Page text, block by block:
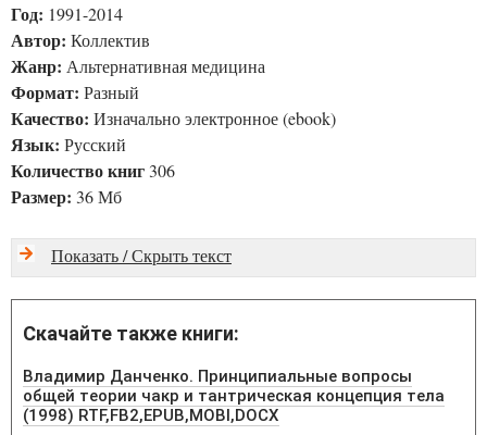
Год: 1991-2014
Автор: Коллектив
Жанр: Альтернативная медицина
Формат: Разный
Качество: Изначально электронное (ebook)
Язык: Русский
Количество книг 306
Размер: 36 Мб
Показать / Скрыть текст
Скачайте также книги:
Владимир Данченко. Принципиальные вопросы
общей теории чакр и тантрическая концепция тела
(1998) RTF,FB2,EPUB,MOBI,DOCX